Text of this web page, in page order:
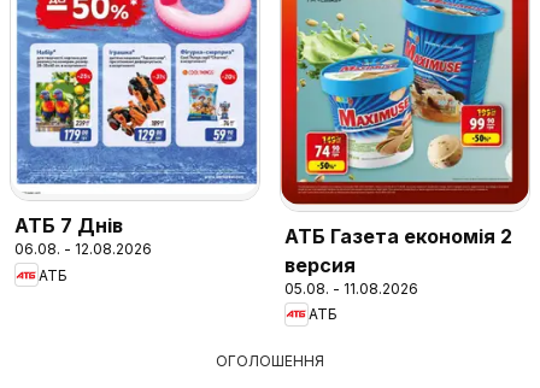
АТБ 7 Днів
06.08. - 12.08.2026
АТБ
АТБ Газета економія 2
версия
05.08. - 11.08.2026
АТБ
ОГОЛОШЕННЯ